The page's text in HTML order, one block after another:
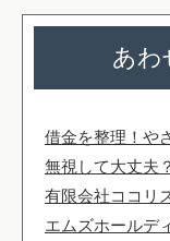
あわ
借金を整理！や
無視して大丈夫
有限会社ココリ
エムズホールデ